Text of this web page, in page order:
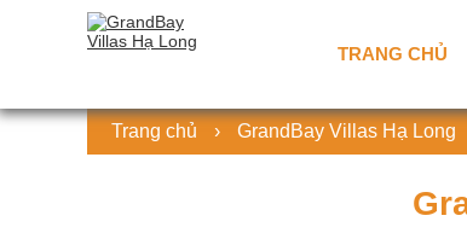
TRANG CHỦ
Trang chủ › GrandBay Villas Hạ Long